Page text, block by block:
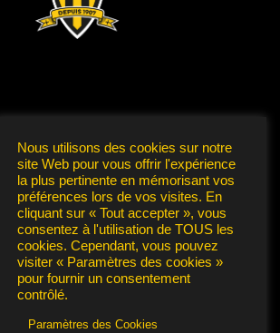
Teyssier
de10h à 12het de15h à 17h
Nous utilisons des cookies sur notre
site Web pour vous offrir l'expérience
la plus pertinente en mémorisant vos
préférences lors de vos visites. En
cliquant sur « Tout accepter », vous
consentez à l'utilisation de TOUS les
cookies. Cependant, vous pouvez
visiter « Paramètres des cookies »
pour fournir un consentement
contrôlé.
Paramètres des Cookies